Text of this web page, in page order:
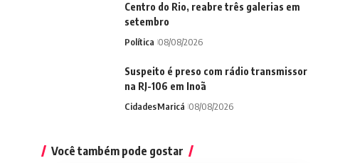
Centro do Rio, reabre três galerias em
setembro
Política 08/08/2026
Suspeito é preso com rádio transmissor
na RJ-106 em Inoã
CidadesMaricá 08/08/2026
Você também pode gostar